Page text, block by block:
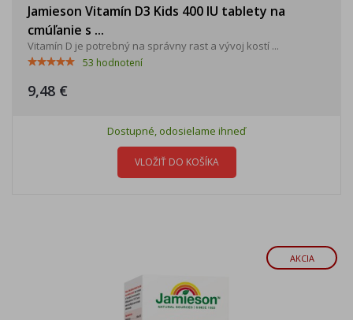
Jamieson Vitamín D3 Kids 400 IU tablety na
cmúľanie s ...
Vitamín D je potrebný na správny rast a vývoj kostí ...
53 hodnotení
9,48 €
Dostupné, odosielame ihneď
VLOŽIŤ DO KOŠÍKA
AKCIA